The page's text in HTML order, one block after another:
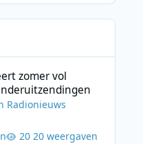
historische
zomer vol
Radionieuws
20 weergaven